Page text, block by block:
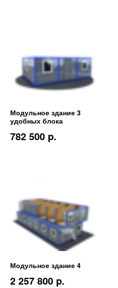
Модульное здание 3
удобных блока
782 500 p.
Модульное здание 4
2 257 800 p.